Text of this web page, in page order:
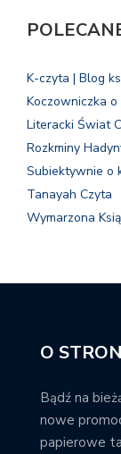
K-czyta | Blog
Koczowniczka o
Literacki Świat
Rozkminy
Subiektywnie o
Tanayah Czyta
Wymarzona
O
Bądź na
nowe
papierowe